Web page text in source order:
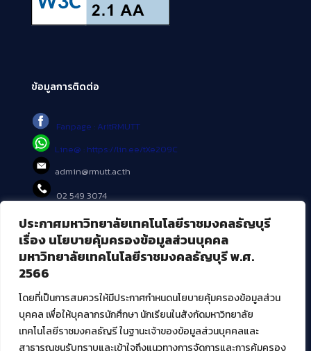
ประกาศมหาวิทยาลัยเทคโนโลยีราชมงคลธัญบุรี
เรื่อง นโยบายคุ้มครองข้อมูลส่วนบุคคล
มหาวิทยาลัยเทคโนโลยีราชมงคลธัญบุรี พ.ศ.
2566
โดยที่เป็นการสมควรให้มีประกาศกำหนดนโยบายคุ้มครองข้อมูลส่วน
บุคคล เพื่อให้บุคลากรนักศึกษา นักเรียนในสังกัดมหาวิทยาลัย
เทคโนโลยีราชมงคลธัญรี ในฐานะเจ้าของข้อมูลส่วนบุคคลและ
สาธารณชนรับทราบและเข้าใจถึงแนวทางการจัดการและการคุ้มครอง
ข้อมูลการติดต่อ
Fanpage : AritRMUTT
Line@ : https://lin.ee/tXe209C
admin@rmutt.ac.th
02 549 3074
บริการอื่นๆ ของ สวส.
ศูนย์สื่อดิจิทัล
ศูนย์นวัตกรรมและความรู้
สมัยใหม่ (MoSeC)